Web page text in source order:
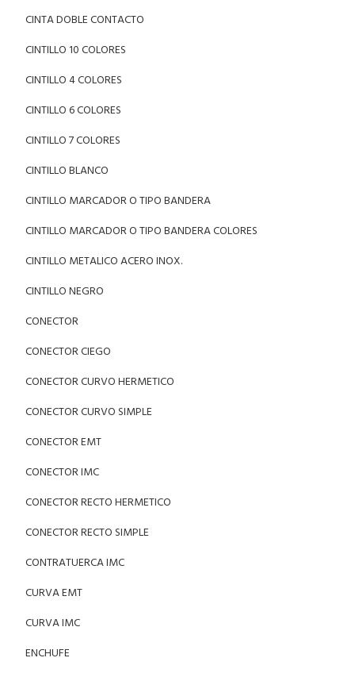
CINTA DOBLE CONTACTO
CINTILLO 10 COLORES
CINTILLO 4 COLORES
CINTILLO 6 COLORES
CINTILLO 7 COLORES
CINTILLO BLANCO
CINTILLO MARCADOR O TIPO BANDERA
CINTILLO MARCADOR O TIPO BANDERA COLORES
CINTILLO METALICO ACERO INOX.
CINTILLO NEGRO
CONECTOR
CONECTOR CIEGO
CONECTOR CURVO HERMETICO
CONECTOR CURVO SIMPLE
CONECTOR EMT
CONECTOR IMC
CONECTOR RECTO HERMETICO
CONECTOR RECTO SIMPLE
CONTRATUERCA IMC
CURVA EMT
CURVA IMC
ENCHUFE